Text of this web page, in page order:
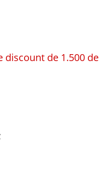
discount de 1.500 de